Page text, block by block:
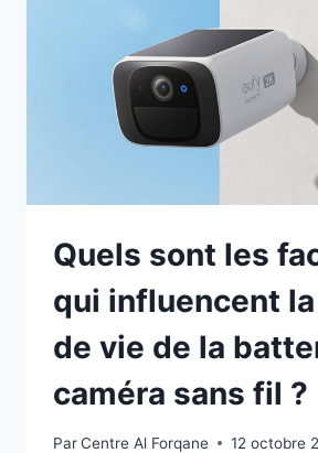
Quels sont les
qui influencent
de vie de la
caméra sans fil ?
ParCentre Al Forqane 12 octobre